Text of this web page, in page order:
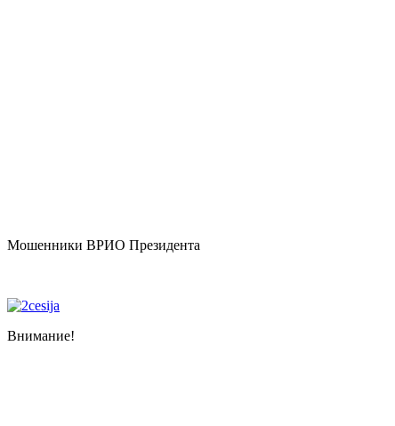
Мошенники ВРИО Президента
Внимание!